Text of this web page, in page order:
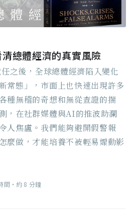
總體經濟的真實風險
之後，全球總體經濟陷入變化
常態」，市面上也快速出現許多
種無稽的奇想和無從查證的揣
，在社群媒體與AI的推波助瀾
人焦盧。我們能夠避開假警報
麼做，才能培養不被輕易煽動影
間‧約 8 分鐘